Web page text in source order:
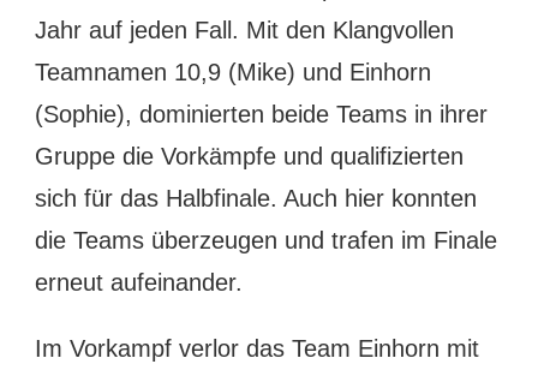
Jahr auf jeden Fall. Mit den Klangvollen
Teamnamen 10,9 (Mike) und Einhorn
(Sophie), dominierten beide Teams in ihrer
Gruppe die Vorkämpfe und qualifizierten
sich für das Halbfinale. Auch hier konnten
die Teams überzeugen und trafen im Finale
erneut aufeinander.
Im Vorkampf verlor das Team Einhorn mit